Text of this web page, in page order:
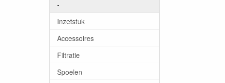
-
Inzetstuk
Accessoires
Filtratie
Spoelen